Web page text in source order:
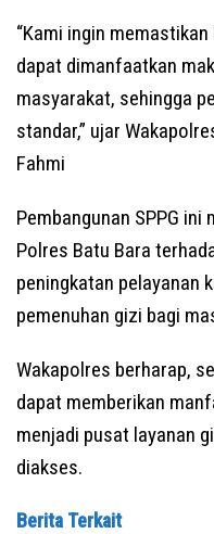
“Kami ingin
dapat dimanfaatkan
masyarakat, sehingga
standar,” ujar
Fahmi
Pembangunan SPPG ini
Polres Batu Bara
peningkatan pelayanan
pemenuhan gizi bagi
Wakapolres berharap,
dapat memberikan
menjadi pusat layanan
diakses.
Berita Terkait